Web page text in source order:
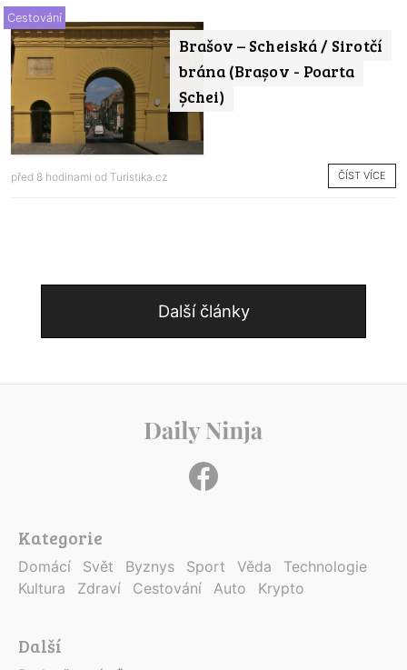
Brašov – Scheiská / Sirotčí
brána (Brașov - Poarta
Șchei)
Cestování
před 8 hodinami od Turistika.cz ČÍST VÍCE
Další články
Kategorie
Domácí Svět Byznys Sport Věda
Technologie
Kultura
Zdraví Cestování Auto Krypto
Další